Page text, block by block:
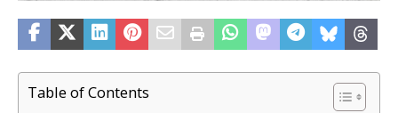
Table of Contents